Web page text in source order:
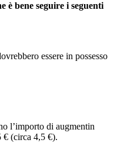
è bene seguire i seguenti
essere in possesso
l’importo di augmentin
€ (circa 4,5 €).